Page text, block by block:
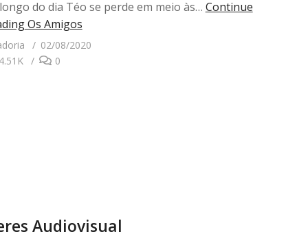
do dia Téo se perde em meio às… Continue
Os Amigos
02/08/2020
4.51K
0
Audiovisual